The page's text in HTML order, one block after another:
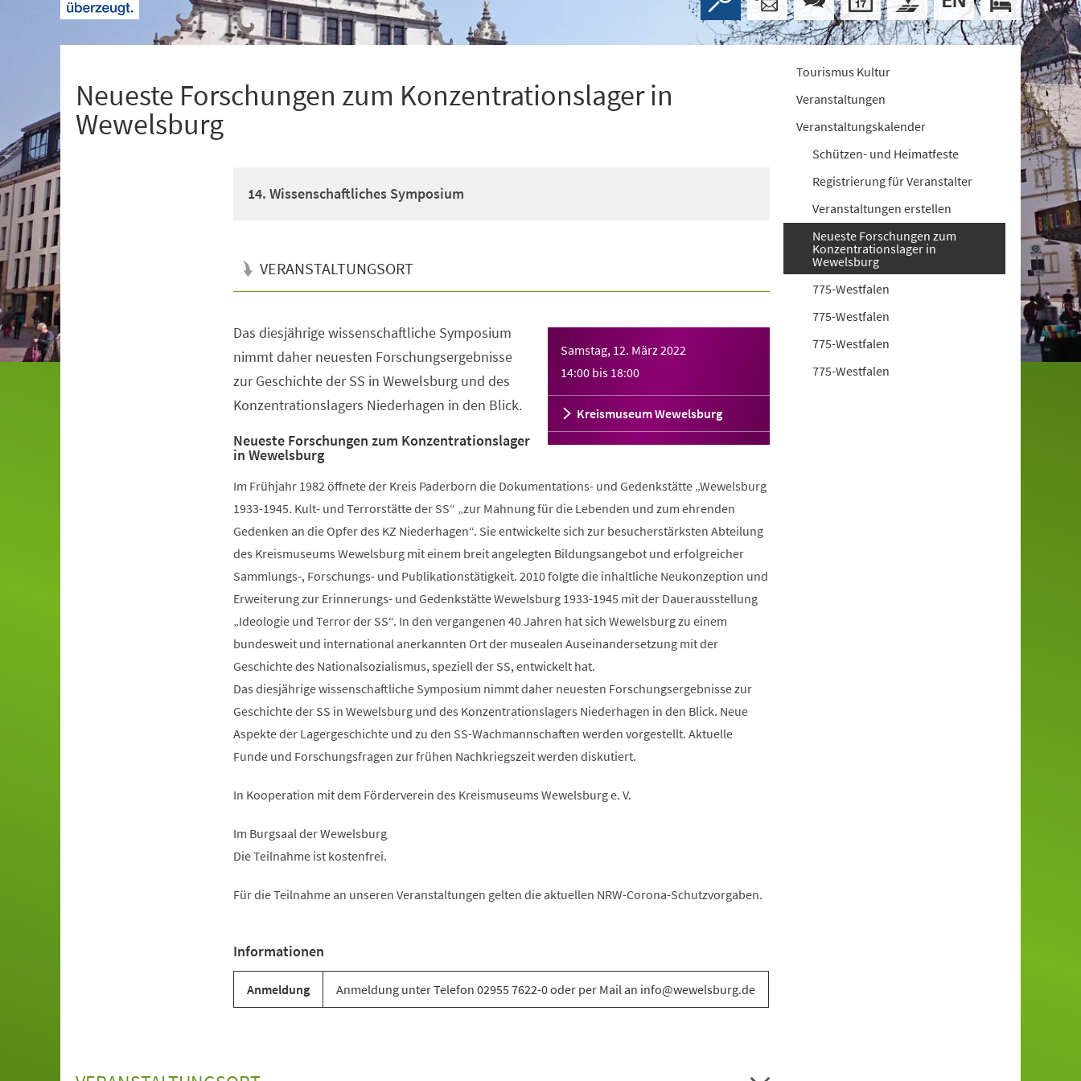
Neueste Forschungen zum Konzentrationslager in
Wewelsburg
14. Wissenschaftliches Symposium
VERANSTALTUNGSORT
Samstag, 12. März 2022
14:00 bis 18:00
Kreismuseum Wewelsburg
Das diesjährige wissenschaftliche Symposium
nimmt daher neuesten Forschungsergebnisse
zur Geschichte der SS in Wewelsburg und des
Konzentrationslagers Niederhagen in den Blick.
Neueste Forschungen zum Konzentrationslager
in Wewelsburg
Im Frühjahr 1982 öffnete der Kreis Paderborn die Dokumentations- und Gedenkstätte „Wewelsburg
1933-1945. Kult- und Terrorstätte der SS“ „zur Mahnung für die Lebenden und zum ehrenden
Gedenken an die Opfer des KZ Niederhagen“. Sie entwickelte sich zur besucherstärksten Abteilung
des Kreismuseums Wewelsburg mit einem breit angelegten Bildungsangebot und erfolgreicher
Sammlungs-, Forschungs- und Publikationstätigkeit. 2010 folgte die inhaltliche Neukonzeption und
Erweiterung zur Erinnerungs- und Gedenkstätte Wewelsburg 1933-1945 mit der Dauerausstellung
„Ideologie und Terror der SS“. In den vergangenen 40 Jahren hat sich Wewelsburg zu einem
bundesweit und international anerkannten Ort der musealen Auseinandersetzung mit der
Geschichte des Nationalsozialismus, speziell der SS, entwickelt hat.
Das diesjährige wissenschaftliche Symposium nimmt daher neuesten Forschungsergebnisse zur
Geschichte der SS in Wewelsburg und des Konzentrationslagers Niederhagen in den Blick. Neue
Aspekte der Lagergeschichte und zu den SS-Wachmannschaften werden vorgestellt. Aktuelle
Funde und Forschungsfragen zur frühen Nachkriegszeit werden diskutiert.
In Kooperation mit dem Förderverein des Kreismuseums Wewelsburg e. V.
Im Burgsaal der Wewelsburg
Die Teilnahme ist kostenfrei.
Für die Teilnahme an unseren Veranstaltungen gelten die aktuellen NRW-Corona-Schutzvorgaben.
Informationen
Anmeldung Anmeldung unter Telefon 02955 7622-0 oder per Mail an info@wewelsburg.de
Tourismus Kultur
Veranstaltungen
Veranstaltungskalender
Schützen- und Heimatfeste
Registrierung für Veranstalter
Veranstaltungen erstellen
Neueste Forschungen zum
Konzentrationslager in
Wewelsburg
775-Westfalen
775-Westfalen
775-Westfalen
775-Westfalen